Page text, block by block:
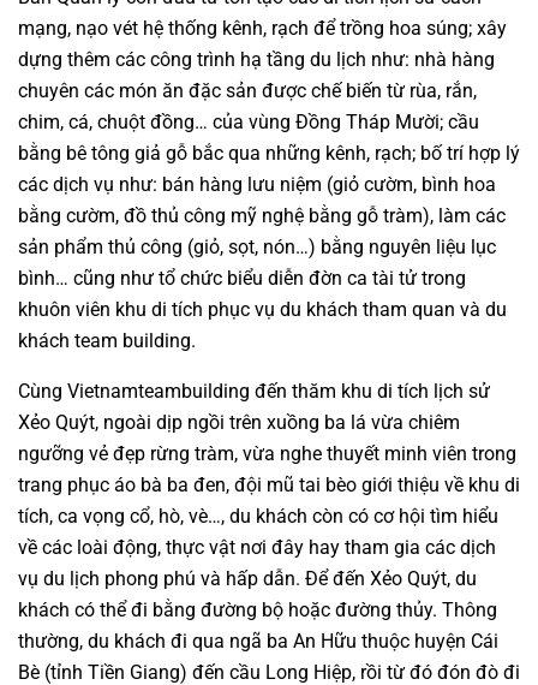
mạng, nạo vét hệ thống kênh, rạch để trồng hoa súng; xây
dựng thêm các công trình hạ tầng du lịch như: nhà hàng
chuyên các món ăn đặc sản được chế biến từ rùa, rắn,
chim, cá, chuột đồng… của vùng Đồng Tháp Mười; cầu
bằng bê tông giả gỗ bắc qua những kênh, rạch; bố trí hợp lý
các dịch vụ như: bán hàng lưu niệm (giỏ cườm, bình hoa
bằng cườm, đồ thủ công mỹ nghệ bằng gỗ tràm), làm các
sản phẩm thủ công (giỏ, sọt, nón…) bằng nguyên liệu lục
bình… cũng như tổ chức biểu diễn đờn ca tài tử trong
khuôn viên khu di tích phục vụ du khách tham quan và du
khách team building.
Cùng Vietnamteambuilding đến thăm khu di tích lịch sử
Xẻo Quýt, ngoài dịp ngồi trên xuồng ba lá vừa chiêm
ngưỡng vẻ đẹp rừng tràm, vừa nghe thuyết minh viên trong
trang phục áo bà ba đen, đội mũ tai bèo giới thiệu về khu di
tích, ca vọng cổ, hò, vè…, du khách còn có cơ hội tìm hiểu
về các loài động, thực vật nơi đây hay tham gia các dịch
vụ du lịch phong phú và hấp dẫn. Để đến Xẻo Quýt, du
khách có thể đi bằng đường bộ hoặc đường thủy. Thông
thường, du khách đi qua ngã ba An Hữu thuộc huyện Cái
Bè (tỉnh Tiền Giang) đến cầu Long Hiệp, rồi từ đó đón đò đi